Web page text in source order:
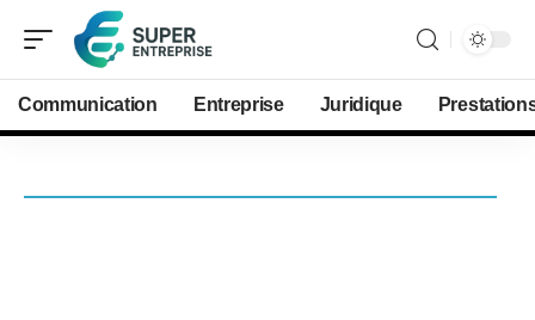
Communication Entreprise Juridique